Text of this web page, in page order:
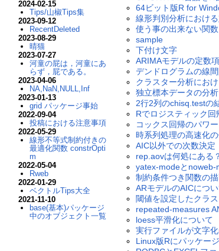
64ビット版R for
線形判別分析におけ
使う事の出来ない関数
sample
下付け文字
ARIMAモデルの定数項
デンドログラムの線
クラスター分析にお
独立標本データの分析
2行2列のchisq.testの
Rでロジスティック回
コックス回帰のパワ
時系列処理の高速化
AIC以外での次数決定
rep.aovは何処にある
yatex-modeとnoweb-
制約条件つき関数の
ARモデルのAICにつ
閾値を設定したクラ
repeated-measures
loess平滑化について
実行ファイルが文字化
Linux版Rにパッケー
2024-02-15
Tips/山椒Tips集
2023-09-12
RecentDeleted
2023-08-29
晴猫
2023-07-27
河童の屁は，河童にあ
らず，屁である。
2023-04-06
NA,NaN,NULL,Inf
2023-01-13
grid パッケージ事始
2022-09-04
投稿における注意事項
2022-05-29
線形不等式制約付きの
最適化関数 constrOpti
m
2022-05-04
Rweb
2022-01-29
ベクトルTips大全
2021-11-10
base(基本)パッケージ
中のオブジェクト一覧